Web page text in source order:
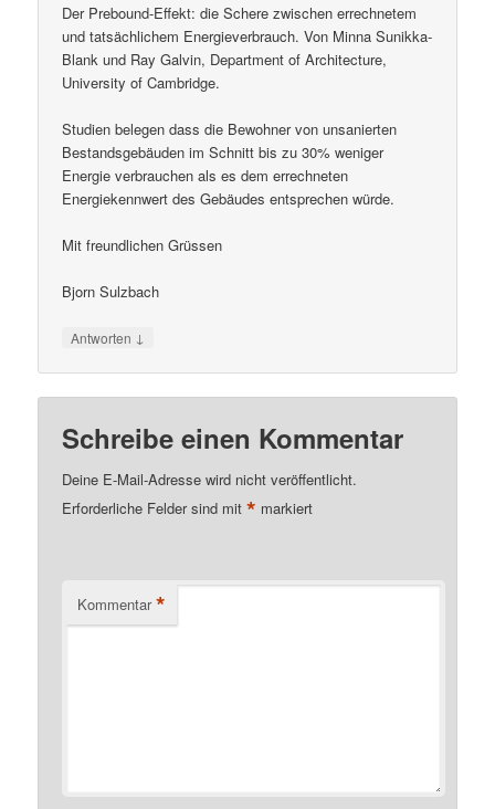
Der Prebound-Effekt: die Schere zwischen errechnetem
und tatsächlichem Energieverbrauch. Von Minna Sunikka-
Blank und Ray Galvin, Department of Architecture,
University of Cambridge.
Studien belegen dass die Bewohner von unsanierten
Bestandsgebäuden im Schnitt bis zu 30% weniger
Energie verbrauchen als es dem errechneten
Energiekennwert des Gebäudes entsprechen würde.
Mit freundlichen Grüssen
Bjorn Sulzbach
Antworten ↓
Schreibe einen Kommentar
Deine E-Mail-Adresse wird nicht veröffentlicht.
Erforderliche Felder sind mit* markiert
Kommentar *